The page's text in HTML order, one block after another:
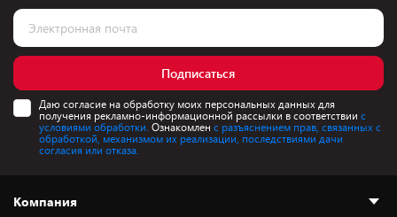
Подписаться
Даю согласие на обработку моих персональных данных для
получения рекламно-информационной рассылки в соответствии с
условиями обработки. Ознакомлен с разъяснением прав, связанных с
обработкой, механизмом их реализации, последствиями дачи
согласия или отказа.
Компания